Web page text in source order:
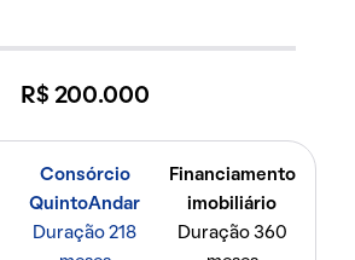
R$ 200.000
Consórcio
QuintoAndar
Duração 218
Financiamento
imobiliário
Duração 360